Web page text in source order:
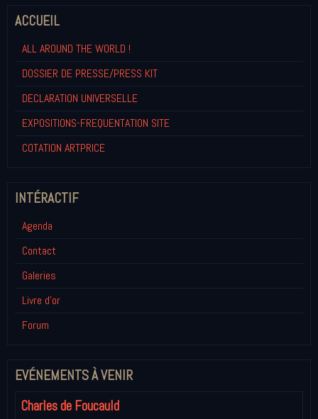
ACCUEIL
ALL AROUND THE WORLD !
DOSSIER DE PRESSE/PRESS KIT
DECLARATION UNIVERSELLE
EXPOSITIONS-FREQUENTATION SITE
COTATION ARTPRICE
INTÉRACTIF
Agenda
Contact
Galeries
Livre d'or
Forum
EVÉNEMENTS À VENIR
Charles de Foucauld